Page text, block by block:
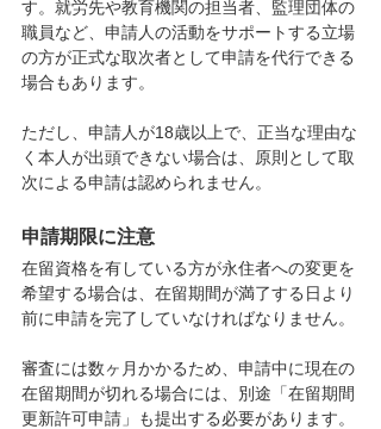
す。就労先や教育機関の担当者、監理団体の
職員など、申請人の活動をサポートする立場
の方が正式な取次者として申請を代行できる
場合もあります。
ただし、申請人が18歳以上で、正当な理由な
く本人が出頭できない場合は、原則として取
次による申請は認められません。
申請期限に注意
在留資格を有している方が永住者への変更を
希望する場合は、在留期間が満了する日より
前に申請を完了していなければなりません。
審査には数ヶ月かかるため、申請中に現在の
在留期間が切れる場合には、別途「在留期間
更新許可申請」も提出する必要があります。